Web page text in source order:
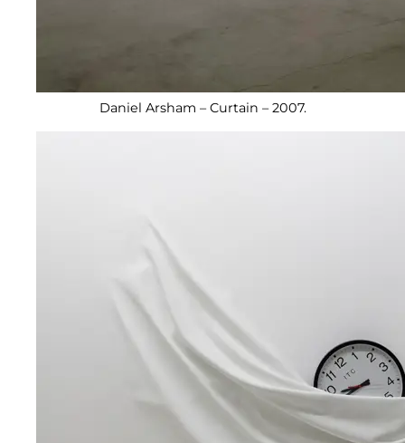
Daniel Arsham – Curtain – 2007.